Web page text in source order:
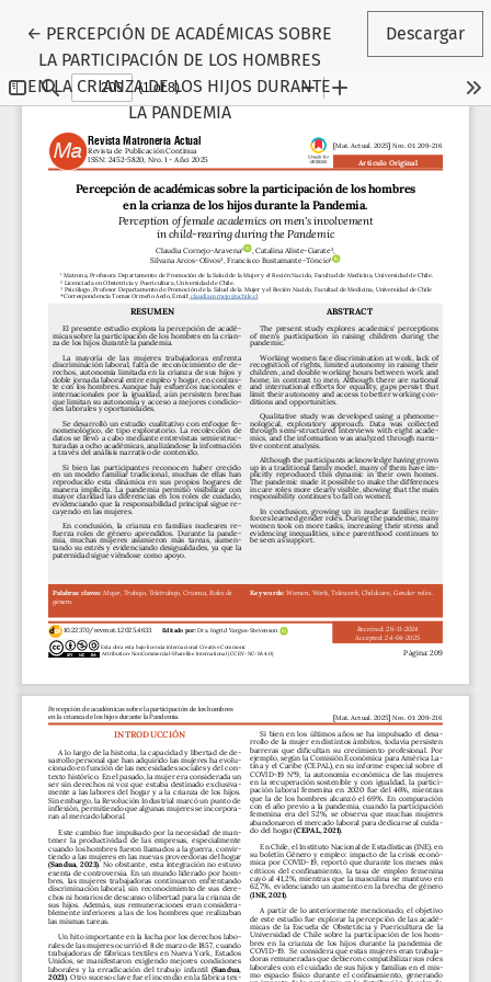
← Volver a los detalles del artículo
PERCEPCIÓN DE ACADÉMICAS SOBRE
LA PARTICIPACIÓN DE LOS HOMBRES
EN LA CRIANZA DE LOS HIJOS DURANTE
LA PANDEMIA
Descargar